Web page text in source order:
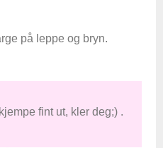
på leppe og bryn.
fint ut, kler deg;) .